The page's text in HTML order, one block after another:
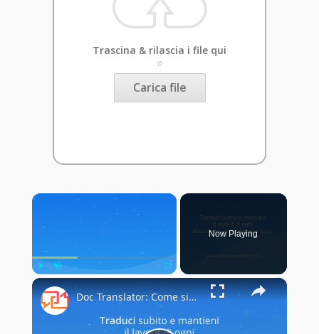
Trascina & rilascia i file qui
o
Carica file
×
Play Unmute Fullscreen
Now Playing
×
Doc Translator: Come si usa il traduttore di documenti?